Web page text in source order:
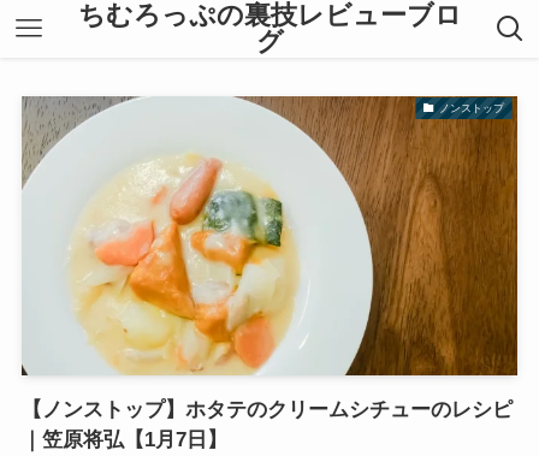
ちむろっぷの裏技レビューブロ
グ
ノンストップ
【ノンストップ】ホタテのクリームシチューのレシピ
｜笠原将弘【1月7日】